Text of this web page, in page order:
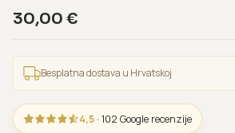
30,00 €
Besplatna dostava u Hrvatskoj
4,5 · 102 Google recenzije